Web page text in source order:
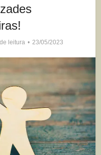
leitura 23/05/2023